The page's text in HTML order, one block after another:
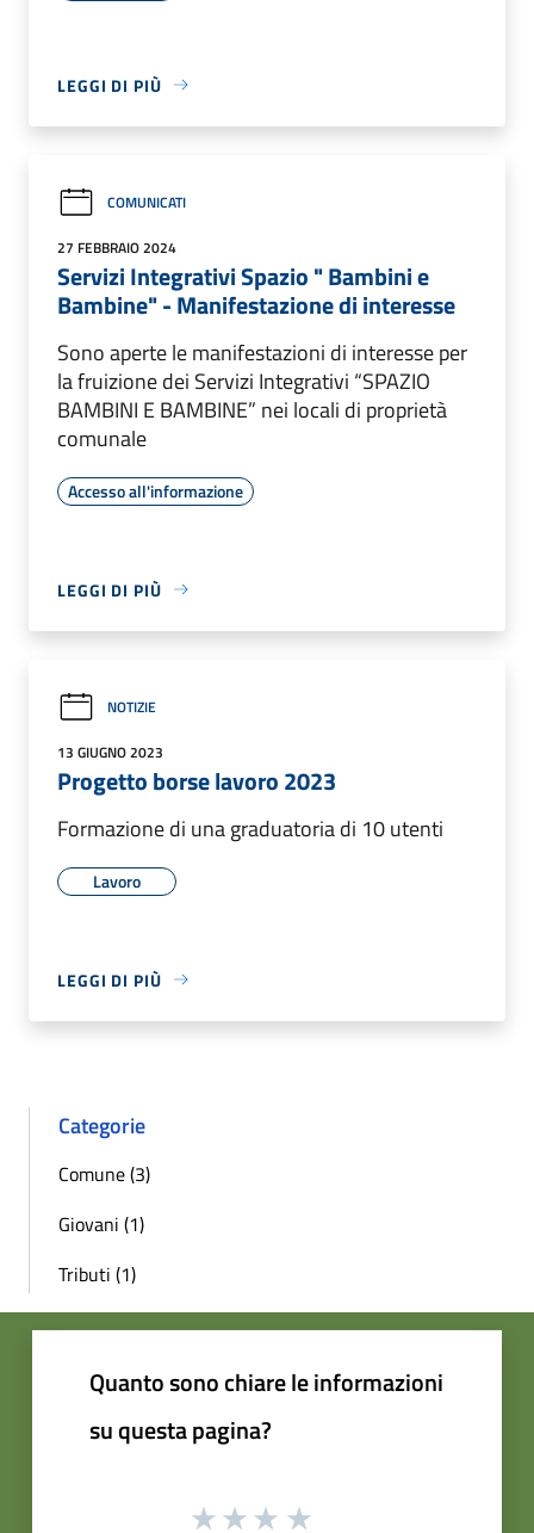
LEGGI DI PIÙ
COMUNICATI
27 FEBBRAIO 2024
Servizi Integrativi Spazio " Bambini e
Bambine" - Manifestazione di interesse
Sono aperte le manifestazioni di interesse per
la fruizione dei Servizi Integrativi “SPAZIO
BAMBINI E BAMBINE” nei locali di proprietà
comunale
Accesso all'informazione
LEGGI DI PIÙ
NOTIZIE
13 GIUGNO 2023
Progetto borse lavoro 2023
Formazione di una graduatoria di 10 utenti
Lavoro
LEGGI DI PIÙ
Categorie
Comune (3)
Giovani (1)
Tributi (1)
Quanto sono chiare le informazioni
su questa pagina?